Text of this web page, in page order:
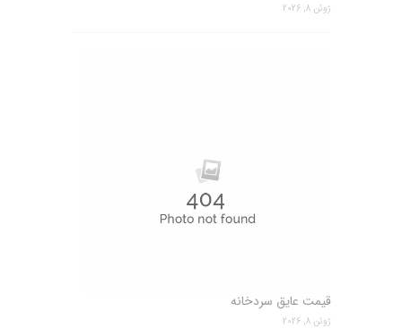
ژوئن 8, 2026
قیمت عایق سردخانه
ژوئن 8, 2026